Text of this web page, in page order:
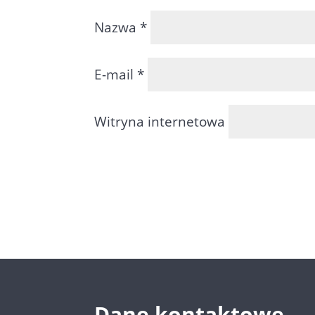
Nazwa *
E-mail *
Witryna internetowa